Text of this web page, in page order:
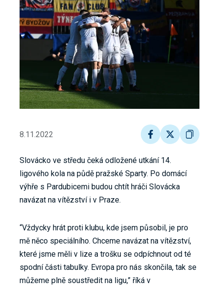
8.11.2022
Slovácko ve středu čeká odložené utkání 14.
ligového kola na půdě pražské Sparty. Po domácí
výhře s Pardubicemi budou chtít hráči Slovácka
navázat na vítězství i v Praze.
“Vždycky hrát proti klubu, kde jsem působil, je pro
mě něco speciálního. Chceme navázat na vítězství,
které jsme měli v lize a trošku se odpíchnout od té
spodní části tabulky. Evropa pro nás skončila, tak se
můžeme plně soustředit na ligu,” říká v